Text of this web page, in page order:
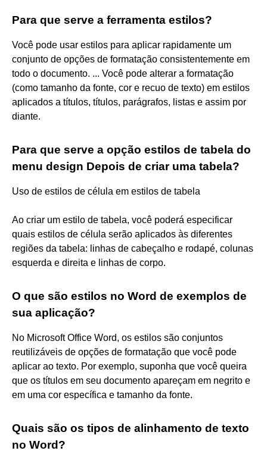
Para que serve a ferramenta estilos?
Você pode usar estilos para aplicar rapidamente um
conjunto de opções de formatação consistentemente em
todo o documento. ... Você pode alterar a formatação
(como tamanho da fonte, cor e recuo de texto) em estilos
aplicados a títulos, títulos, parágrafos, listas e assim por
diante.
Para que serve a opção estilos de tabela do
menu design Depois de criar uma tabela?
Uso de estilos de célula em estilos de tabela
Ao criar um estilo de tabela, você poderá especificar
quais estilos de célula serão aplicados às diferentes
regiões da tabela: linhas de cabeçalho e rodapé, colunas
esquerda e direita e linhas de corpo.
O que são estilos no Word de exemplos de
sua aplicação?
No Microsoft Office Word, os estilos são conjuntos
reutilizáveis de opções de formatação que você pode
aplicar ao texto. Por exemplo, suponha que você queira
que os títulos em seu documento apareçam em negrito e
em uma cor específica e tamanho da fonte.
Quais são os tipos de alinhamento de texto
no Word?